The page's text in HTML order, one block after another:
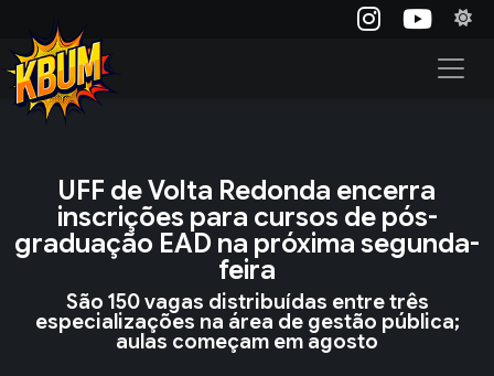
UFF de Volta Redonda encerra
inscrições para cursos de pós-
graduação EAD na próxima segunda-
feira
São 150 vagas distribuídas entre três
especializações na área de gestão pública;
aulas começam em agosto